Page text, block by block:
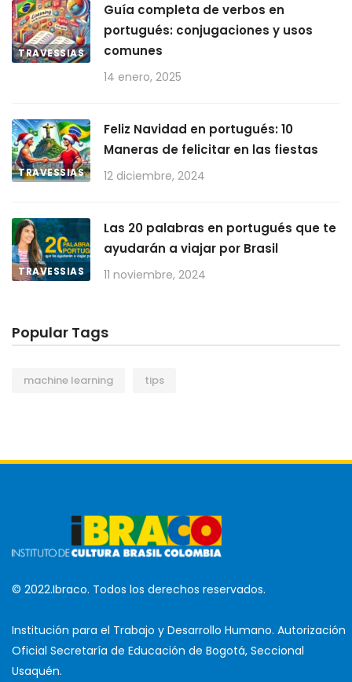
TRAVESSIAS
Guía completa de verbos en
portugués: conjugaciones y usos
comunes
14 enero, 2025
TRAVESSIAS
Feliz Navidad en portugués: 10
Maneras de felicitar en las fiestas
12 diciembre, 2024
TRAVESSIAS
Las 20 palabras en portugués que te
ayudarán a viajar por Brasil
11 noviembre, 2024
Popular Tags
machine learning tips
© 2022.Ibraco. Todos los derechos reservados.
Institución para el Trabajo y Desarrollo Humano. Autorización
Oficial Secretaría de Educación de Bogotá, Seccional
Usaquén.